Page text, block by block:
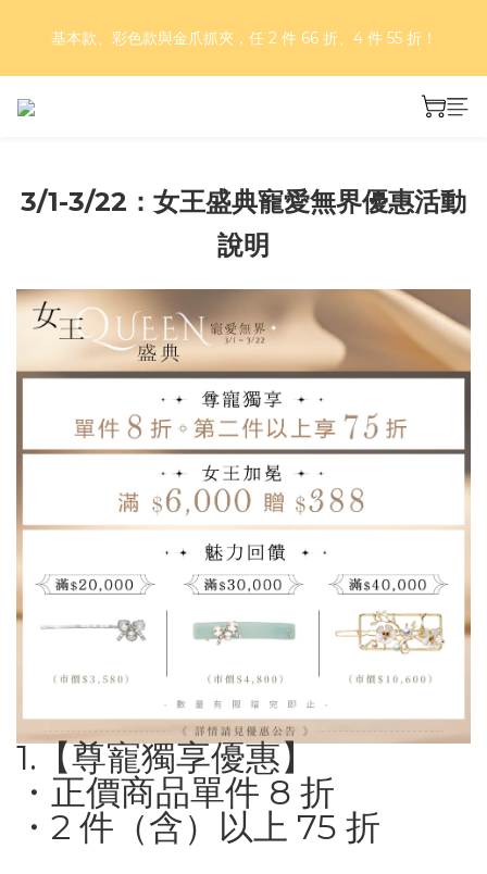
折，滿五件享7折！
基本款、彩色款與金爪抓夾，任 2 件 66 折、4 件 55 折！
好評再延長！夏日年中慶 part II｜正價商品 8 折，滿三件享75
3/1-3/22：女王盛典寵愛無界優惠活動
說明
1.【尊寵獨享優惠】
・正價商品單件 8 折
・2 件（含）以上 75 折